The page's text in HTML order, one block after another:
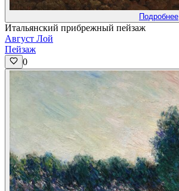
Подробнее
Итальянский прибрежный пейзаж
Август Лой
Пейзаж
0